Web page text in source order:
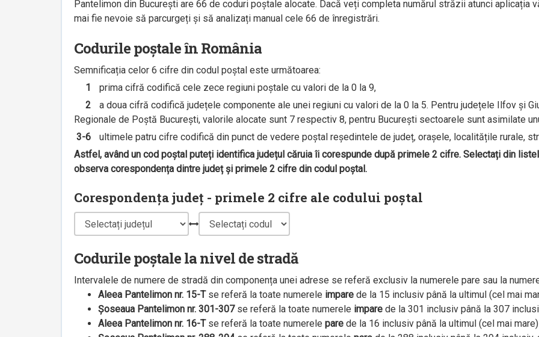
Pantelimon din București are 66 de coduri poștale alocate. Dacă veți completa numărul străzii atunci aplicația
mai fie nevoie să parcurgeți și să analizați manual cele 66 de înregistrări.
Codurile poștale în România
Semnificația celor 6 cifre din codul poștal este următoarea:
1
prima cifră codifică cele zece regiuni poștale cu valori de la 0 la 9,
2
a doua cifră codifică județele componente ale unei regiuni cu valori de la 0 la 5. Pentru județele Ilfov și
Regionale de Poștă București, valorile alocate sunt 7 respectiv 8, pentru București sectoarele sunt asimilate
3-6
ultimele patru cifre codifică din punct de vedere poștal reședintele de județ, orașele, localitățile rurale,
Astfel, având un cod poștal puteți identifica județul căruia îi corespunde după primele 2 cifre. Selectați din
observa corespondența dintre județ și primele 2 cifre din codul poștal.
Corespondența județ - primele 2 cifre ale codului poștal
Codurile poștale la nivel de stradă
Intervalele de numere de stradă din componența unei adrese se referă exclusiv la numerele pare sau la
Aleea Pantelimon nr. 15-Tse referă la toate numerele impare de la 15 inclusiv până la ultimul (cel mai
Șoseaua Pantelimon nr. 301-307se referă la toate numerele impare de la 301 inclusiv până la 307
Aleea Pantelimon nr. 16-Tse referă la toate numerele pare de la 16 inclusiv până la ultimul (cel mai